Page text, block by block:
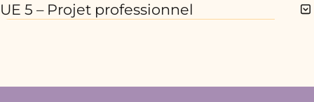
UE 5 – Projet professionnel